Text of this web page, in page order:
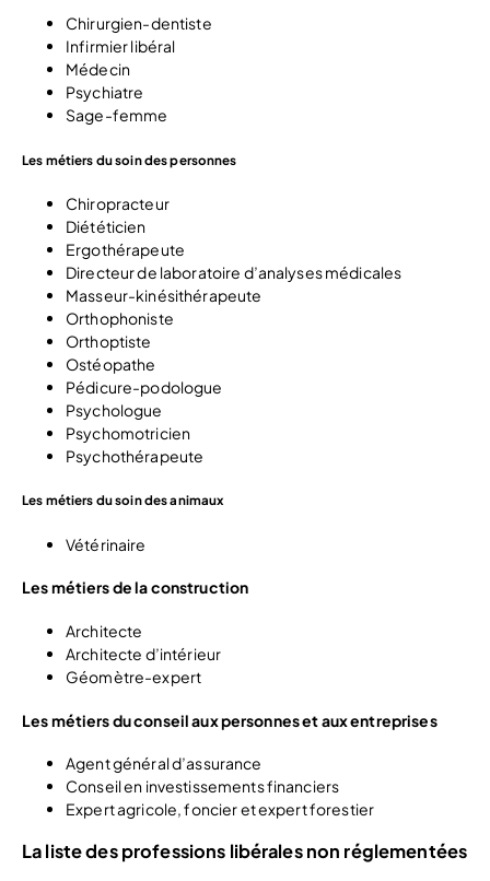
Chirurgien-dentiste
Infirmier libéral
Médecin
Psychiatre
Sage-femme
Les métiers du soin des personnes
Chiropracteur
Diététicien
Ergothérapeute
Directeur de laboratoire d’analyses médicales
Masseur-kinésithérapeute
Orthophoniste
Orthoptiste
Ostéopathe
Pédicure-podologue
Psychologue
Psychomotricien
Psychothérapeute
Les métiers du soin des animaux
Vétérinaire
Les métiers de la construction
Architecte
Architecte d’intérieur
Géomètre-expert
Les métiers du conseil aux personnes et aux entreprises
Agent général d’assurance
Conseil en investissements financiers
Expert agricole, foncier et expert forestier
La liste des professions libérales non réglementées